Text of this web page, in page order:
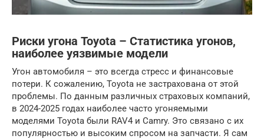
Риски угона Toyota – Статистика угонов,
наиболее уязвимые модели
Угон автомобиля – это всегда стресс и финансовые
потери. К сожалению, Toyota не застрахована от этой
проблемы. По данным различных страховых компаний,
в 2024-2025 годах наиболее часто угоняемыми
моделями Toyota были RAV4 и Camry. Это связано с их
популярностью и высоким спросом на запчасти. Я сам